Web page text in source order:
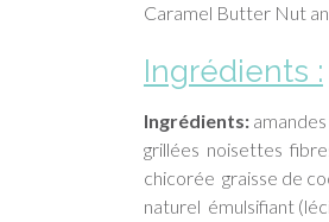
Caramel Butter Nut
Ingrédients :
Ingrédients:amandes
grillées noisettes
chicorée graisse de
naturel émulsifiant